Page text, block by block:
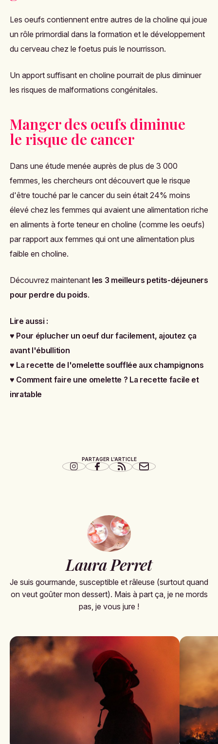
Les oeufs contiennent entre autres de la choline qui joue
un rôle primordial dans la formation et le développement
du cerveau chez le foetus puis le nourrisson.
Un apport suffisant en choline pourrait de plus diminuer
les risques de malformations congénitales.
Manger des oeufs diminue
le risque de cancer
Dans une étude menée auprès de plus de 3 000
femmes, les chercheurs ont découvert que le risque
d'être touché par le cancer du sein était 24% moins
élevé chez les femmes qui avaient une alimentation riche
en aliments à forte teneur en choline (comme les oeufs)
par rapport aux femmes qui ont une alimentation plus
faible en choline.
Découvrez maintenant les 3 meilleurs petits-déjeuners
pour perdre du poids.
Lire aussi :
♥ Pour éplucher un oeuf dur facilement, ajoutez ça
avant l'ébullition
♥ La recette de l'omelette soufflée aux champignons
♥ Comment faire une omelette ? La recette facile et
inratable
PARTAGER L'ARTICLE
Laura Perret
Je suis gourmande, susceptible et râleuse (surtout quand
on veut goûter mon dessert). Mais à part ça, je ne mords
pas, je vous jure !